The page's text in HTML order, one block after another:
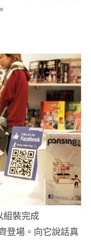
裝完成
登場。向它說話真